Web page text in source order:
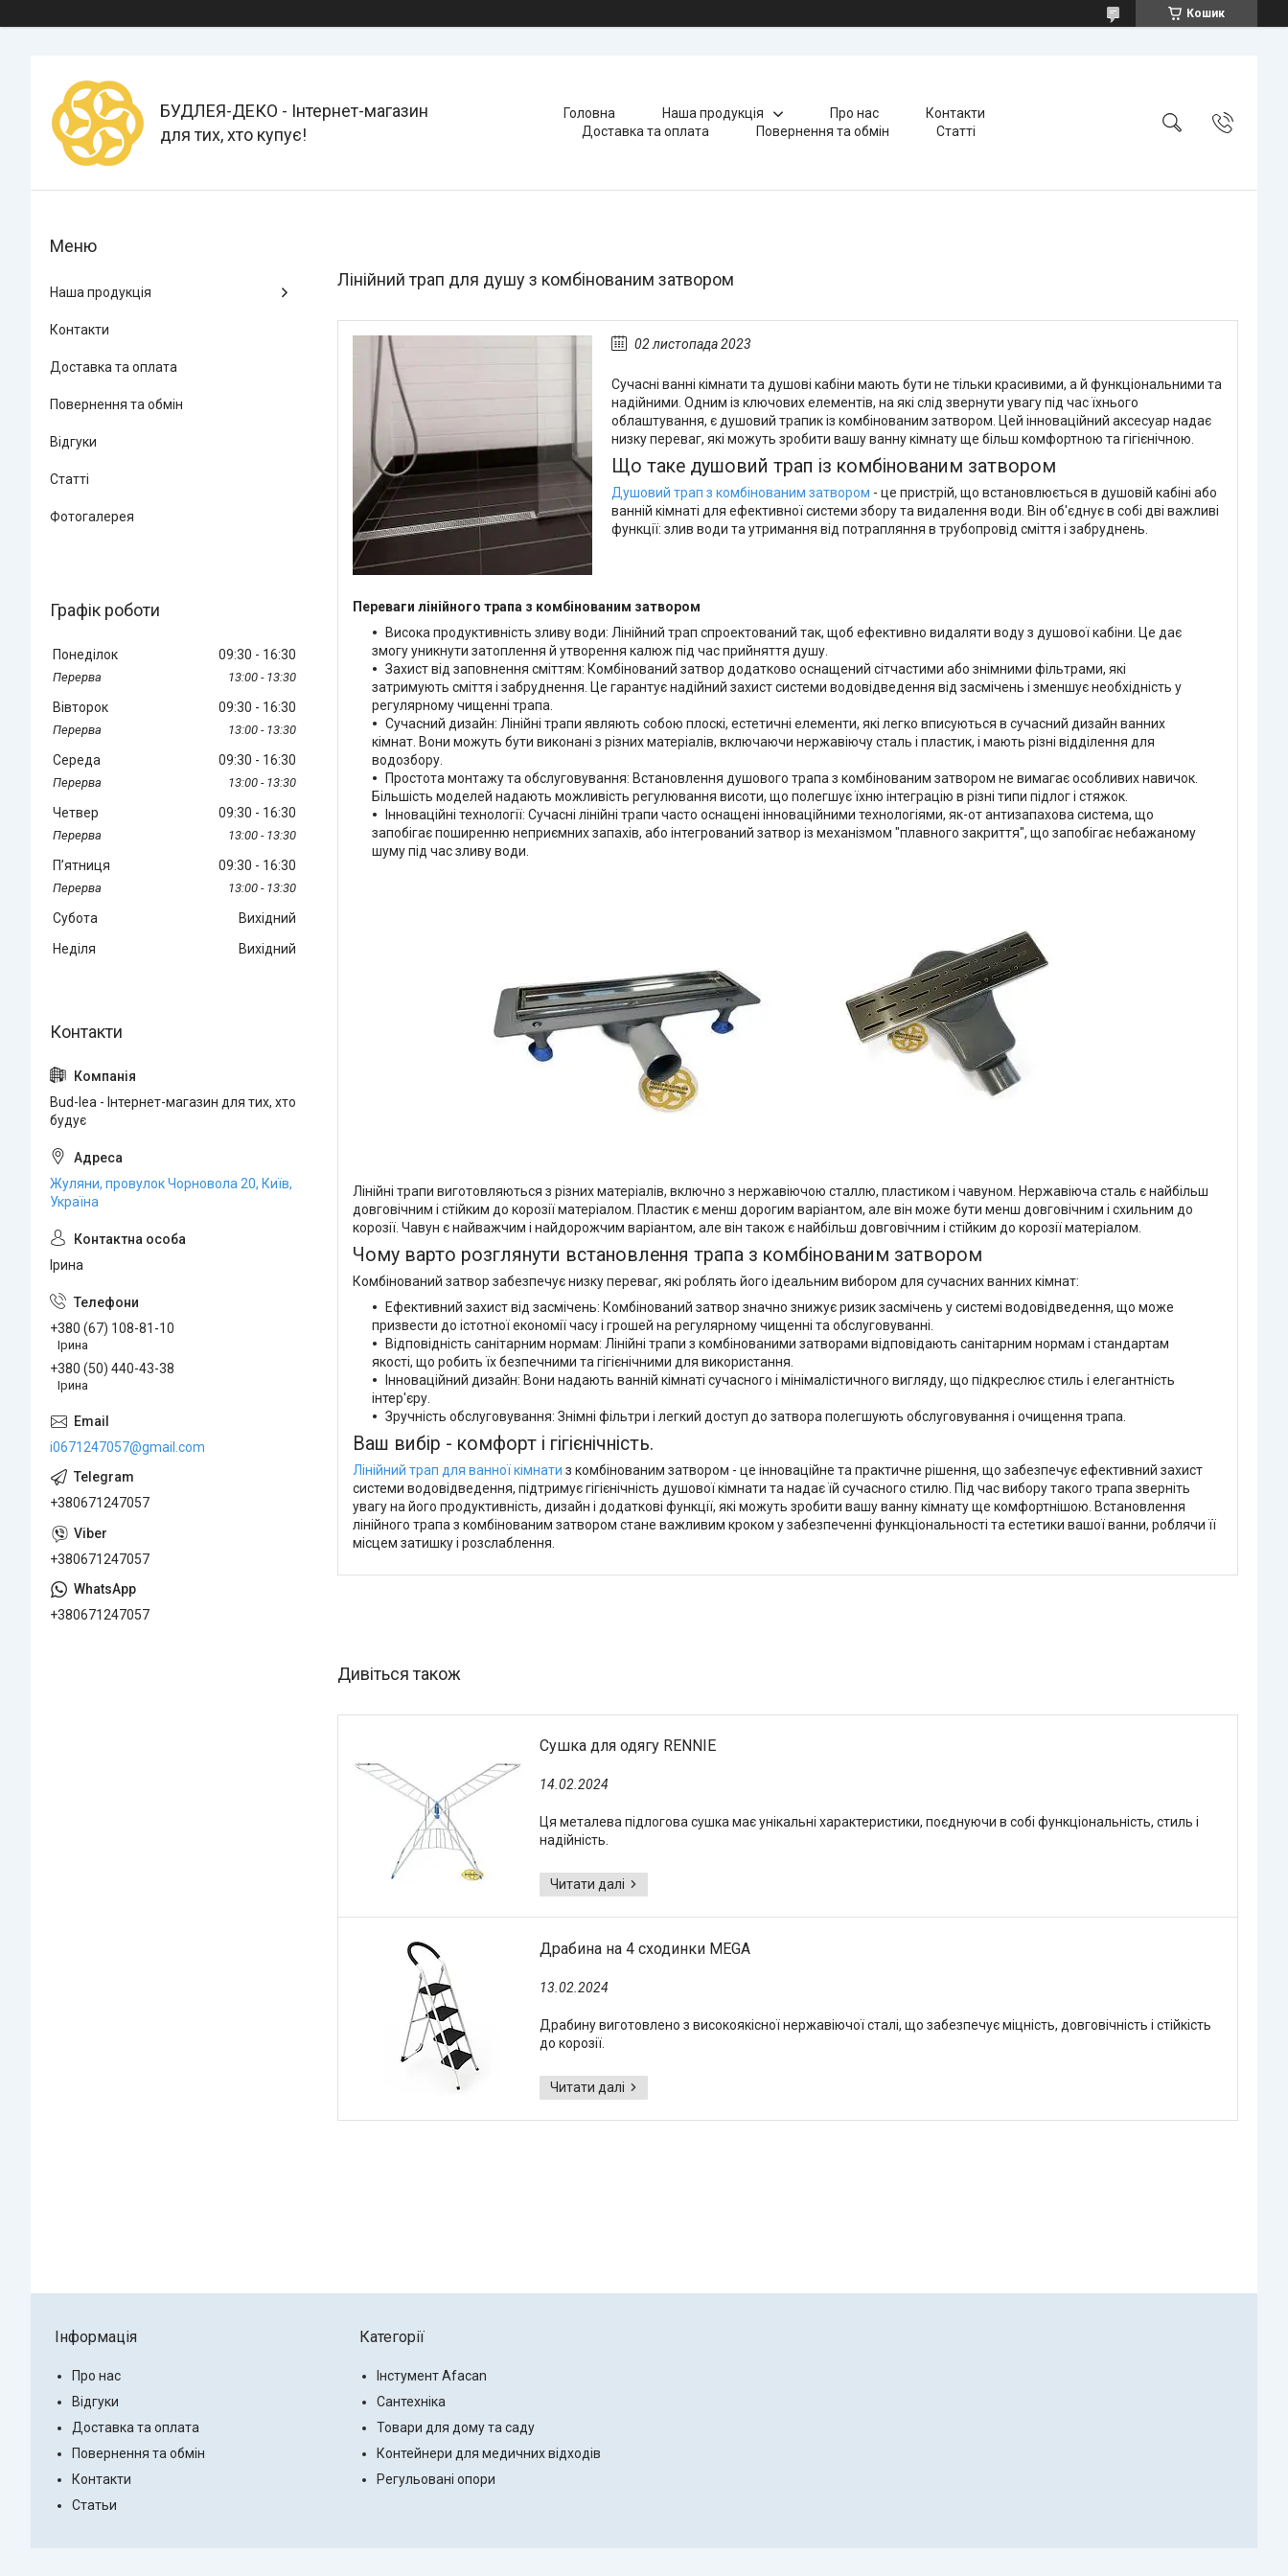
Кошик
БУДЛЕЯ-ДЕКО - Інтернет-магазин
для тих, хто купує!
Головна Наша продукція Про нас
Контакти
Доставка та оплата
Повернення та обмін Статті
Лінійний трап для душу з комбінованим затвором
02 листопада 2023
Сучасні ванні кімнати та душові кабіни мають бути не тільки красивими, а й функціональними та
надійними. Одним із ключових елементів, на які слід звернути увагу під час їхнього
облаштування, є душовий трапик із комбінованим затвором. Цей інноваційний аксесуар надає
низку переваг, які можуть зробити вашу ванну кімнату ще більш комфортною та гігієнічною.
Що таке душовий трап із комбінованим затвором
Душовий трап з комбінованим затвором - це пристрій, що встановлюється в душовій кабіні або
ванній кімнаті для ефективної системи збору та видалення води. Він об'єднує в собі дві важливі
функції: злив води та утримання від потрапляння в трубопровід сміття і забруднень.
Переваги лінійного трапа з комбінованим затвором
Висока продуктивність зливу води: Лінійний трап спроектований так, щоб ефективно видаляти воду з душової кабіни. Це дає
змогу уникнути затоплення й утворення калюж під час прийняття душу.
Захист від заповнення сміттям: Комбінований затвор додатково оснащений сітчастими або знімними фільтрами, які
затримують сміття і забруднення. Це гарантує надійний захист системи водовідведення від засмічень і зменшує необхідність у
регулярному чищенні трапа.
Сучасний дизайн: Лінійні трапи являють собою плоскі, естетичні елементи, які легко вписуються в сучасний дизайн ванних
кімнат. Вони можуть бути виконані з різних матеріалів, включаючи нержавіючу сталь і пластик, і мають різні відділення для
водозбору.
Простота монтажу та обслуговування: Встановлення душового трапа з комбінованим затвором не вимагає особливих навичок.
Більшість моделей надають можливість регулювання висоти, що полегшує їхню інтеграцію в різні типи підлог і стяжок.
Інноваційні технології: Сучасні лінійні трапи часто оснащені інноваційними технологіями, як-от антизапахова система, що
запобігає поширенню неприємних запахів, або інтегрований затвор із механізмом "плавного закриття", що запобігає небажаному
шуму під час зливу води.
Лінійні трапи виготовляються з різних матеріалів, включно з нержавіючою сталлю, пластиком і чавуном. Нержавіюча сталь є найбільш
довговічним і стійким до корозії матеріалом. Пластик є менш дорогим варіантом, але він може бути менш довговічним і схильним до
корозії. Чавун є найважчим і найдорожчим варіантом, але він також є найбільш довговічним і стійким до корозії матеріалом.
Чому варто розглянути встановлення трапа з комбінованим затвором
Комбінований затвор забезпечує низку переваг, які роблять його ідеальним вибором для сучасних ванних кімнат:
Ефективний захист від засмічень: Комбінований затвор значно знижує ризик засмічень у системі водовідведення, що може
призвести до істотної економії часу і грошей на регулярному чищенні та обслуговуванні.
Відповідність санітарним нормам: Лінійні трапи з комбінованими затворами відповідають санітарним нормам і стандартам
якості, що робить їх безпечними та гігієнічними для використання.
Інноваційний дизайн: Вони надають ванній кімнаті сучасного і мінімалістичного вигляду, що підкреслює стиль і елегантність
інтер'єру.
Зручність обслуговування: Знімні фільтри і легкий доступ до затвора полегшують обслуговування і очищення трапа.
Ваш вибір - комфорт і гігієнічність.
Лінійний трап для ванної кімнати з комбінованим затвором - це інноваційне та практичне рішення, що забезпечує ефективний захист
системи водовідведення, підтримує гігієнічність душової кімнати та надає їй сучасного стилю. Під час вибору такого трапа зверніть
увагу на його продуктивність, дизайн і додаткові функції, які можуть зробити вашу ванну кімнату ще комфортнішою. Встановлення
лінійного трапа з комбінованим затвором стане важливим кроком у забезпеченні функціональності та естетики вашої ванни, роблячи її
місцем затишку і розслаблення.
Сушка для одягу RENNIE
14.02.2024
Ця металева підлогова сушка має унікальні характеристики, поєднуючи в собі функціональність, стиль і
надійність.
Драбина на 4 сходинки MEGA
13.02.2024
Драбину виготовлено з високоякісної нержавіючої сталі, що забезпечує міцність, довговічність і стійкість
до корозії.
Наша продукція
Контакти
Доставка та оплата
Повернення та обмін
Відгуки
Статті
Фотогалерея
Графік роботи
Понеділок 09:30 16:30
13:00 13:30
Вівторок 09:30 16:30
13:00 13:30
Середа 09:30 16:30
13:00 13:30
Четвер 09:30 16:30
13:00 13:30
Пʼятниця 09:30 16:30
13:00 13:30
Субота
Вихідний
Неділя
Вихідний
Bud-lea - Інтернет-магазин для тих, хто
будує
Жуляни, провулок Чорновола 20, Київ,
Україна
Ірина
+380 (67) 108-81-10
Ірина
+380 (50) 440-43-38
Ірина
i0671247057@gmail.com
+380671247057
+380671247057
+380671247057
Інформація
Про нас
Відгуки
Доставка та оплата
Повернення та обмін
Контакти
Статьи
Категорії
Інстумент Afacan
Сантехніка
Товари для дому та саду
Контейнери для медичних відходів
Регульовані опори